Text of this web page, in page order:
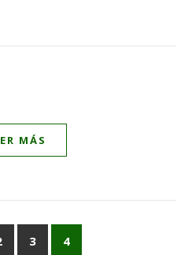
MÁS
3 4